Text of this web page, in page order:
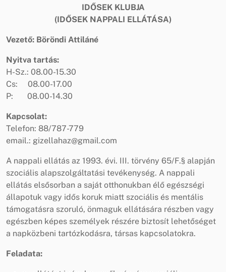
IDŐSEK KLUBJA
(IDŐSEK NAPPALI ELLÁTÁSA)
Vezető: Böröndi Attiláné
Nyitva tartás:
H-Sz.: 08.00-15.30
Cs: 08.00-17.00
P: 08.00-14.30
Kapcsolat:
Telefon: 88/787-779
email.: gizellahaz@gmail.com
A nappali ellátás az 1993. évi. III. törvény 65/F.§ alapján
szociális alapszolgáltatási tevékenység. A nappali
ellátás elsősorban a saját otthonukban élő egészségi
állapotuk vagy idős koruk miatt szociális és mentális
támogatásra szoruló, önmaguk ellátására részben vagy
egészben képes személyek részére biztosít lehetőséget
a napközbeni tartózkodásra, társas kapcsolatokra.
Feladata: